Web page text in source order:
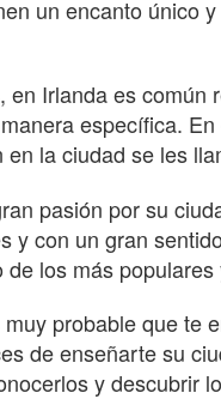
un encanto único
Irlanda es común
específica.
la ciudad se les
pasión por su
y con un gran
los más
probable que te
de enseñarte su
y descubrir